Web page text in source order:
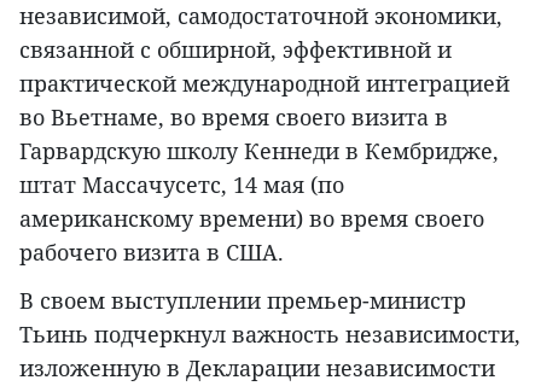
независимой, самодостаточной экономики,
связанной с обширной, эффективной и
практической международной интеграцией
во Вьетнаме, во время своего визита в
Гарвардскую школу Кеннеди в Кембридже,
штат Массачусетс, 14 мая (по
американскому времени) во время своего
рабочего визита в США.
В своем выступлении премьер-министр
Тьинь подчеркнул важность независимости,
изложенную в Декларации независимости